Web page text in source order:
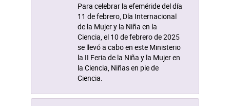
Para celebrar la efeméride del día
11 de febrero, Día Internacional
de la Mujer y la Niña en la
Ciencia, el 10 de febrero de 2025
se llevó a cabo en este Ministerio
la II Feria de la Niña y la Mujer en
la Ciencia, Niñas en pie de
Ciencia.